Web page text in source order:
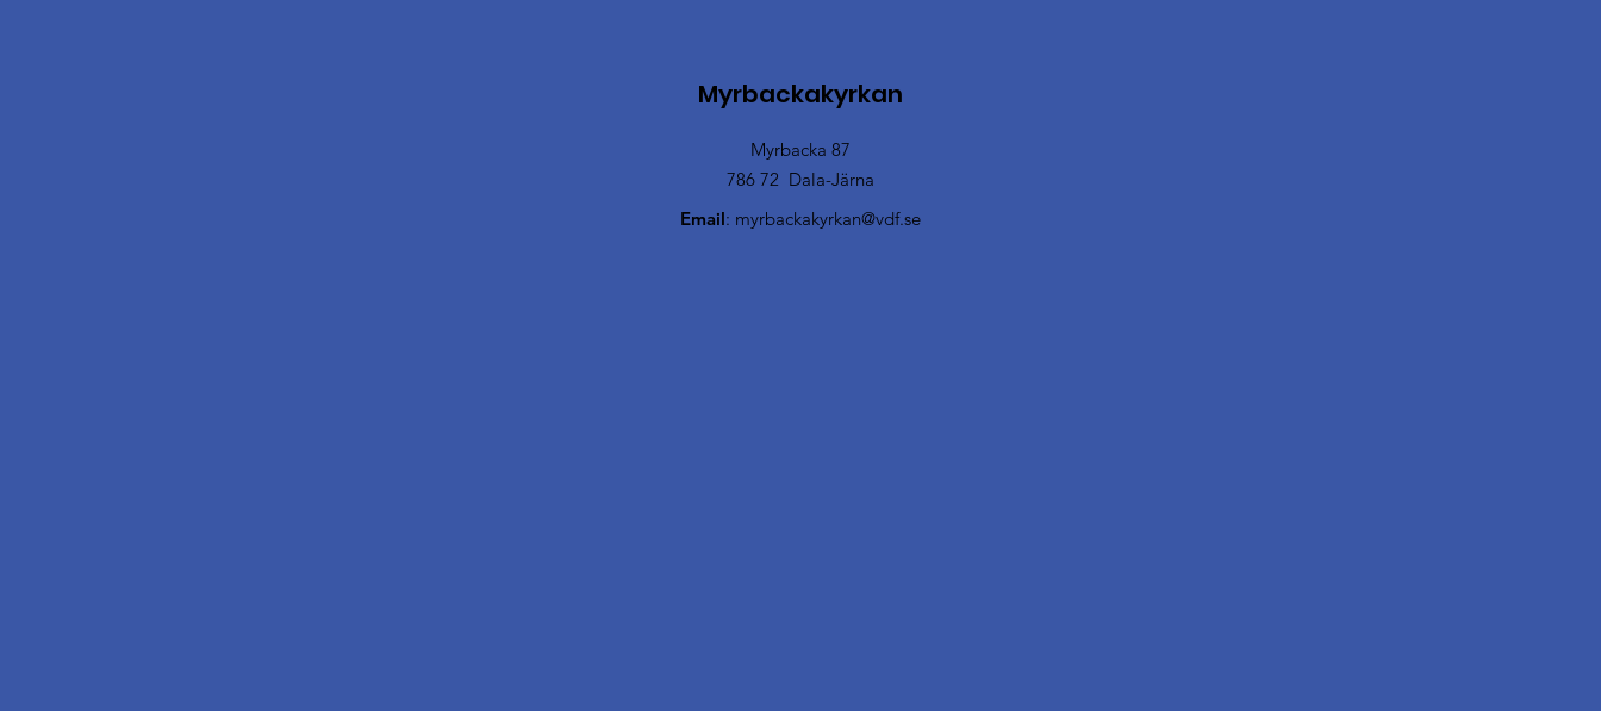
Myrbackakyrkan
Email: myrbackakyrkan@vdf.se
Myrbacka 87
786 72 Dala-Järna